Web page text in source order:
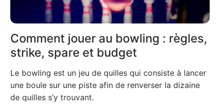
Comment jouer au bowling : règles,
strike, spare et budget
Le bowling est un jeu de quilles qui consiste à lancer
une boule sur une piste afin de renverser la dizaine
de quilles s’y trouvant.